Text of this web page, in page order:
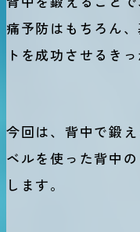
痛予防はもちろん
トを成功させるき
今回は、背中で鍛
ベルを使った背中
します。